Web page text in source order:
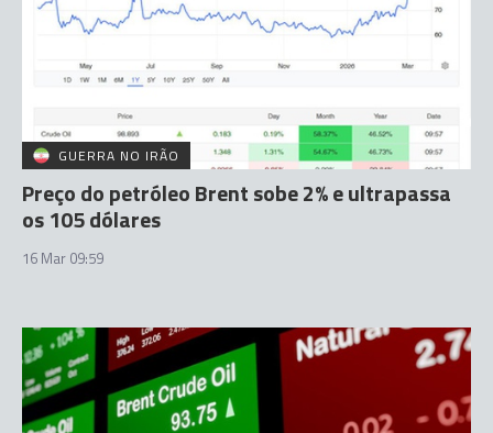
GUERRA NO IRÃO
Preço do petróleo Brent sobe 2% e ultrapassa
os 105 dólares
16 Mar 09:59